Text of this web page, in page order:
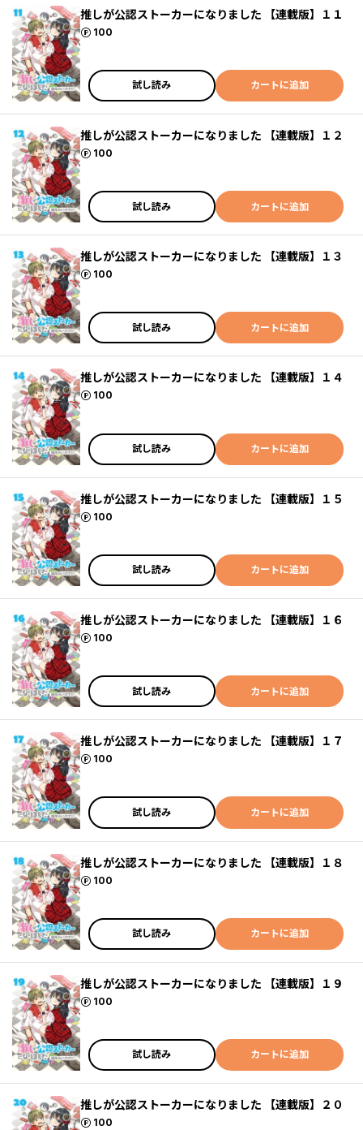
推しが公認ストーカーになりました 【連載版】１１
100
ポイント
試し読み カートに追加
推しが公認ストーカーになりました 【連載版】１２
100
ポイント
試し読み カートに追加
推しが公認ストーカーになりました 【連載版】１３
100
ポイント
試し読み カートに追加
推しが公認ストーカーになりました 【連載版】１４
100
ポイント
試し読み カートに追加
推しが公認ストーカーになりました 【連載版】１５
100
ポイント
試し読み カートに追加
推しが公認ストーカーになりました 【連載版】１６
100
ポイント
試し読み カートに追加
推しが公認ストーカーになりました 【連載版】１７
100
ポイント
試し読み カートに追加
推しが公認ストーカーになりました 【連載版】１８
100
ポイント
試し読み カートに追加
推しが公認ストーカーになりました 【連載版】１９
100
ポイント
試し読み カートに追加
推しが公認ストーカーになりました 【連載版】２０
100
ポイント